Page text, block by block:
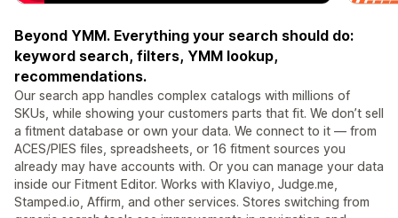
Beyond YMM. Everything your search should do:
keyword search, filters, YMM lookup,
recommendations.
Our search app handles complex catalogs with millions of
SKUs, while showing your customers parts that fit. We don’t sell
a fitment database or own your data. We connect to it — from
ACES/PIES files, spreadsheets, or 16 fitment sources you
already may have accounts with. Or you can manage your data
inside our Fitment Editor. Works with Klaviyo, Judge.me,
Stamped.io, Affirm, and other services. Stores switching from